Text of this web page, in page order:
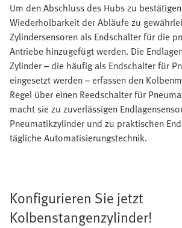
Um den Abschluss des Hubs zu
Wiederholbarkeit der Abläufe zu
Zylindersensoren als Endschalter für die
Antriebe hinzugefügt werden. Die
Zylinder – die häufig als Endschalter für
eingesetzt werden – erfassen den
Regel über einen Reedschalter für
macht sie zu zuverlässigen
Pneumatikzylinder und zu praktischen
tägliche Automatisierungstechnik.
Konfigurieren Sie jetzt
Kolbenstangenzylinder!